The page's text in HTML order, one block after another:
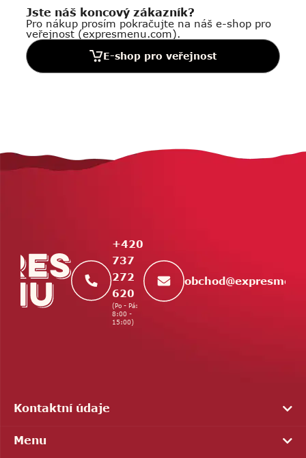
Jste náš koncový zákazník?
Pro nákup prosím pokračujte na náš e-shop pro
veřejnost (expresmenu.com).
E-shop pro veřejnost
Z
á
+420
737
272
620
(Po - Pá:
8:00 -
15:00)
obchod@
Kontaktní údaje
Menu